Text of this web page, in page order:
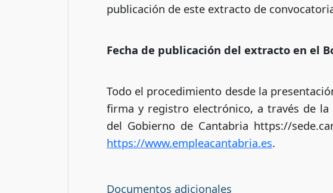
publicación de este extracto de
Fecha de publicación del extracto en el
Todo el procedimiento desde la
firma y registro electrónico, a través de la
del Gobierno de Cantabria https://
https://www.empleacantabria.es.
Documentos adicionales